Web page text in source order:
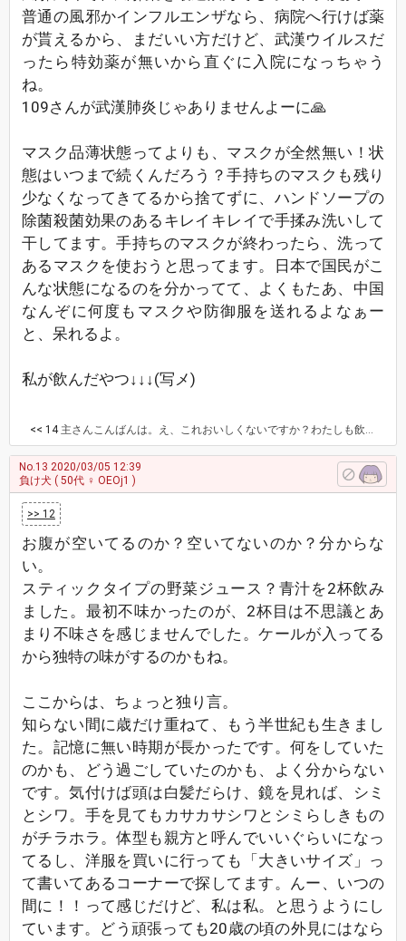
普通の風邪かインフルエンザなら、病院へ行けば薬
が貰えるから、まだいい方だけど、武漢ウイルスだ
ったら特効薬が無いから直ぐに入院になっちゃう
ね。
109さんが武漢肺炎じゃありませんよーに🙏
マスク品薄状態ってよりも、マスクが全然無い！状
態はいつまで続くんだろう？手持ちのマスクも残り
少なくなってきてるから捨てずに、ハンドソープの
除菌殺菌効果のあるキレイキレイで手揉み洗いして
干してます。手持ちのマスクが終わったら、洗って
あるマスクを使おうと思ってます。日本で国民がこ
んな状態になるのを分かってて、よくもたあ、中国
なんぞに何度もマスクや防御服を送れるよなぁー
と、呆れるよ。
私が飲んだやつ↓↓↓(写メ)
<< 14主さんこんばんは。え、これおいしくないですか？わたしも飲んだ事ある記憶が🤔だけど基本的には青汁はヤクルトのを飲みます。気が向いた時に買うだけでなかなか継続出来てないですが。そんな109は今日から食べ過ぎ防止と腸をスッキリさせるらしい効果のサプリメントが届いたのでさっそく飲み始めました。これも青汁みたくスティックタイプで特に味はなくお水でもジュースでもオッケー。あと一緒にむくみ対策のサプリメント、こちらはカプセルで寝る前に２つずつらしいです。まずは３ヶ月、何か良い変化があればいいのですが。あとお～いお茶濃い味の２リットルが２箱届きあと愛用しているプレストタイプのパウダーが近くで取り扱いなく渋谷でもなかったのでauのポイントで通販で買ったのも届きました。ベビーパウダーは必需品なのですがこのプレストタイプをずっと愛用しています🤫 で、荷物を受け取ったら片付けるから、ついでに掃除しながらいらないものをゴミ袋にいれて、ちょうど明日の朝が収集日です。あ、風邪っぽくて風邪薬飲んで寝たらすっかり風邪は大丈夫みたいでコロナではないみたいだけど、たしか潜伏期間が１４日～２５日とか聞きました。でも熱はすぐに何日も続くそうなので大丈夫かな、と。今日の東京はものすごい強風でした
No.13 2020/03/05 12:39
負け犬 ( 50代 ♀ OEOj1 )
>> 12
お腹が空いてるのか？空いてないのか？分からな
い。
スティックタイプの野菜ジュース？青汁を2杯飲み
ました。最初不味かったのが、2杯目は不思議とあ
まり不味さを感じませんでした。ケールが入ってる
から独特の味がするのかもね。
ここからは、ちょっと独り言。
知らない間に歳だけ重ねて、もう半世紀も生きまし
た。記憶に無い時期が長かったです。何をしていた
のかも、どう過ごしていたのかも、よく分からない
です。気付けば頭は白髪だらけ、鏡を見れば、シミ
とシワ。手を見てもカサカサシワとシミらしきもの
がチラホラ。体型も親方と呼んでいいぐらいになっ
てるし、洋服を買いに行っても「大きいサイズ」っ
て書いてあるコーナーで探してます。んー、いつの
間に！！って感じだけど、私は私。と思うようにし
ています。どう頑張っても20歳の頃の外見にはなら